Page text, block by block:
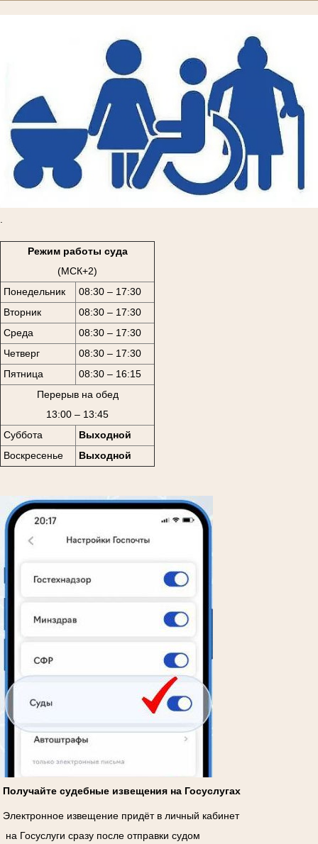
Режим работы суда
(МСК+2)
Понедельник
08:30 – 17:30
Вторник
08:30 – 17:30
Среда
08:30 – 17:30
Четверг
08:30 – 17:30
Пятница
08:30 – 16:15
Перерыв на обед
13:00 – 13:45
Суббота
Выходной
Воскресенье
Выходной
Получайте судебные извещения на Госуслугах
Электронное извещение придёт в личный кабинет
на Госуслуги сразу после отправки судом